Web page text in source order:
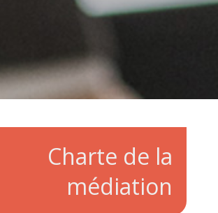
Charte de la
médiation